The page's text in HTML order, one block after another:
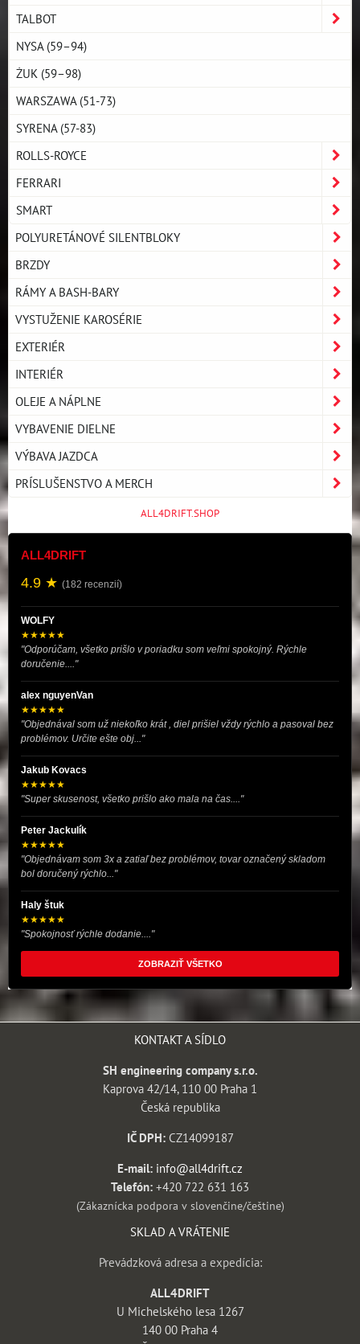
TALBOT
NYSA (59–94)
ŻUK (59–98)
WARSZAWA (51-73)
SYRENA (57-83)
ROLLS-ROYCE
FERRARI
SMART
POLYURETÁNOVÉ SILENTBLOKY
BRZDY
RÁMY A BASH-BARY
VYSTUŽENIE KAROSÉRIE
EXTERIÉR
INTERIÉR
OLEJE A NÁPLNE
VYBAVENIE DIELNE
VÝBAVA JAZDCA
PRÍSLUŠENSTVO A MERCH
ALL4DRIFT.SHOP
ALL4DRIFT
4.9 ★ (182 recenzií)
WOLFY
★★★★★
"Odporúčam, všetko prišlo v poriadku som veľmi spokojný. Rýchle
doručenie...."
alex nguyenVan
★★★★★
"Objednával som už niekoľko krát , diel prišiel vždy rýchlo a pasoval bez
problémov. Určite ešte obj..."
Jakub Kovacs
★★★★★
"Super skusenost, všetko prišlo ako mala na čas...."
Peter Jackulík
★★★★★
"Objednávam som 3x a zatiaľ bez problémov, tovar označený skladom
bol doručený rýchlo..."
Haly štuk
★★★★★
"Spokojnosť rýchle dodanie...."
ZOBRAZIŤ VŠETKO
KONTAKT A SÍDLO
SH engineering company s.r.o.
Kaprova 42/14, 110 00 Praha 1
Česká republika
IČ DPH:CZ14099187
E-mail: info@all4drift.cz
Telefón: +420 722 631 163
(Zákaznícka podpora v slovenčine/češtine)
SKLAD A VRÁTENIE
Prevádzková adresa a expedícia:
ALL4DRIFT
U Michelského lesa 1267
140 00 Praha 4